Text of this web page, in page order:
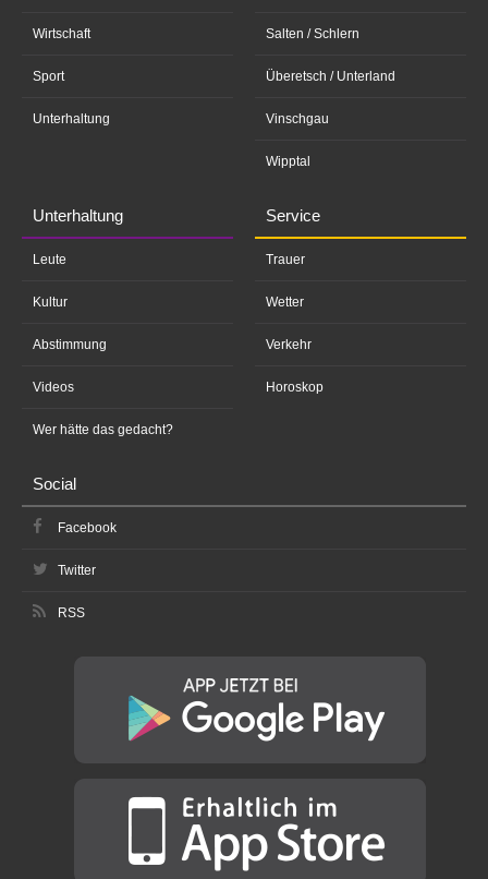
Wirtschaft
Sport
Unterhaltung
Salten / Schlern
Überetsch / Unterland
Vinschgau
Wipptal
Unterhaltung
Leute
Kultur
Abstimmung
Videos
Wer hätte das gedacht?
Service
Trauer
Wetter
Verkehr
Horoskop
Social
Facebook
Twitter
RSS